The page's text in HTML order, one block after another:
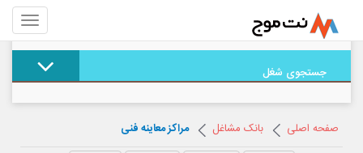
جستجوی شغل
صفحه اصلی بانک مشاغل مراکز معاینه فنی